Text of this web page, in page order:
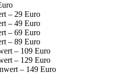
– 29 Euro
– 49 Euro
– 69 Euro
– 89 Euro
– 109 Euro
– 129 Euro
– 149 Euro